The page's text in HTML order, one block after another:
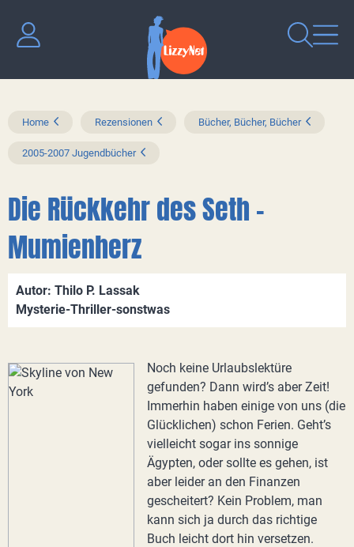
Home Rezensionen Bücher, Bücher, Bücher
2005-2007 Jugendbücher
Die Rückkehr des Seth -
Mumienherz
Autor: Thilo P. Lassak
Mysterie-Thriller-sonstwas
Noch keine Urlaubslektüre
gefunden? Dann wird’s aber Zeit!
Immerhin haben einige von uns (die
Glücklichen) schon Ferien. Geht’s
vielleicht sogar ins sonnige
Ägypten, oder sollte es gehen, ist
aber leider an den Finanzen
gescheitert? Kein Problem, man
kann sich ja durch das richtige
Buch leicht dort hin versetzen.